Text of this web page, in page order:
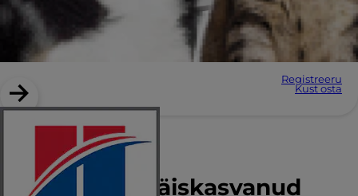
Registreeru
Kust osta
Hill’s Science Plan
Small & Mini täiskasvanud